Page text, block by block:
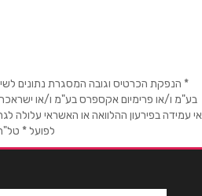
טלפון*
* הנפקת הכרטיס וגובה המסגרת נתונים
בע"מ ו/או פרימיום אקספרס בע"מ ו/או
אי עמידה בפירעון ההלוואה או האשראי עלולה
לפועל *